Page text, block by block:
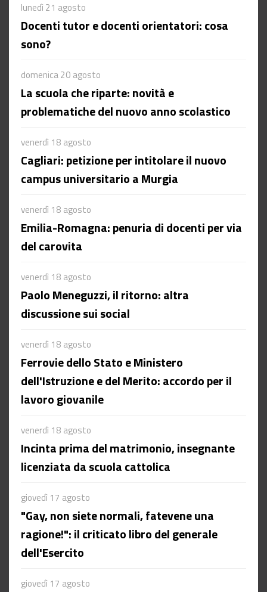
lunedì 21 agosto
Docenti tutor e docenti orientatori: cosa
sono?
domenica 20 agosto
La scuola che riparte: novità e
problematiche del nuovo anno scolastico
venerdì 18 agosto
Cagliari: petizione per intitolare il nuovo
campus universitario a Murgia
venerdì 18 agosto
Emilia-Romagna: penuria di docenti per via
del carovita
venerdì 18 agosto
Paolo Meneguzzi, il ritorno: altra
discussione sui social
venerdì 18 agosto
Ferrovie dello Stato e Ministero
dell'Istruzione e del Merito: accordo per il
lavoro giovanile
venerdì 18 agosto
Incinta prima del matrimonio, insegnante
licenziata da scuola cattolica
giovedì 17 agosto
"Gay, non siete normali, fatevene una
ragione!": il criticato libro del generale
dell'Esercito
giovedì 17 agosto